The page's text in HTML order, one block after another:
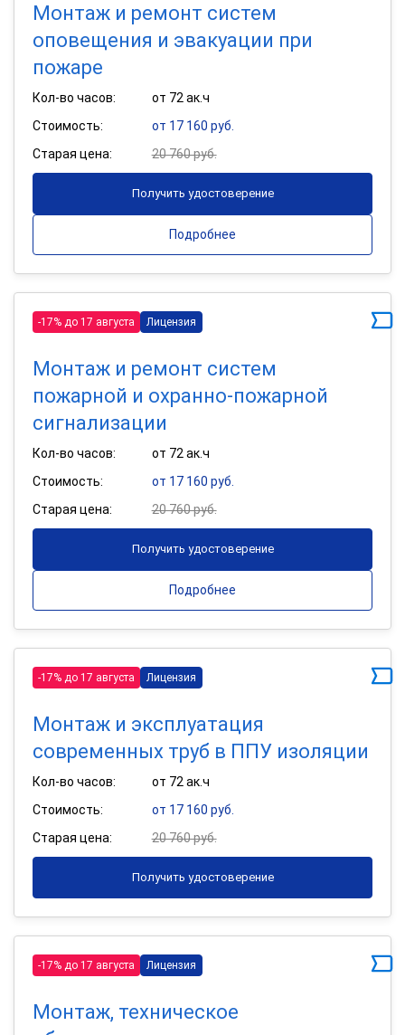
Монтаж и ремонт систем
оповещения и эвакуации при
пожаре
Кол-во часов:
от 72 ак.ч
Стоимость:
от 17 160 руб.
Старая цена:
20 760 руб.
Получить удостоверение
Подробнее
-17% до 17 августа Лицензия
Монтаж и ремонт систем
пожарной и охранно-пожарной
сигнализации
Кол-во часов:
от 72 ак.ч
Стоимость:
от 17 160 руб.
Старая цена:
20 760 руб.
Получить удостоверение
Подробнее
-17% до 17 августа Лицензия
Монтаж и эксплуатация
современных труб в ППУ изоляции
Кол-во часов:
от 72 ак.ч
Стоимость:
от 17 160 руб.
Старая цена:
20 760 руб.
Получить удостоверение
-17% до 17 августа Лицензия
Монтаж, техническое